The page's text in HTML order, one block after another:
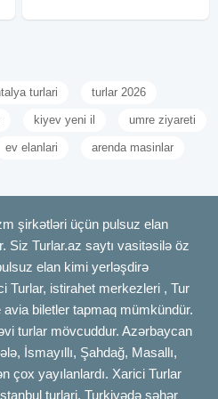
turlari turlar 2026
kiyev yeni il umre ziyareti
ev elanlari arenda masinlar
şirkətləri üçün pulsuz elan
Siz Turlar.az saytı vasitəsilə öz
elan kimi yerləşdirə
Turlar, istirahet merkezleri , Tur
biletler tapmaq mümkündür.
turlar mövcuddur. Azərbaycan
İsmayıllı, Şahdağ, Masallı,
çox yayılanlardı. Xarici Turlar
turlari, Turkiyədə şəhər